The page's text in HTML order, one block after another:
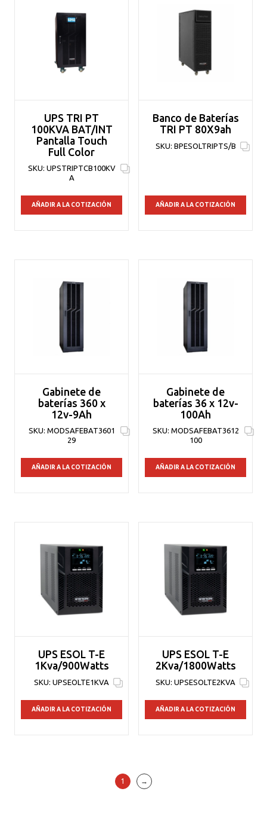
UPS TRI PT
100KVA BAT/INT
Pantalla Touch
Full Color
SKU: UPSTRIPTCB100KV
A
AÑADIR A LA COTIZACIÓN
Banco de Baterías
TRI PT 80X9ah
SKU: BPESOLTRIPTS/B
AÑADIR A LA COTIZACIÓN
Gabinete de
baterías 360 x
12v-9Ah
SKU: MODSAFEBAT3601
29
AÑADIR A LA COTIZACIÓN
Gabinete de
baterías 36 x 12v-
100Ah
SKU: MODSAFEBAT3612
100
AÑADIR A LA COTIZACIÓN
UPS ESOL T-E
1Kva/900Watts
SKU: UPSEOLTE1KVA
AÑADIR A LA COTIZACIÓN
UPS ESOL T-E
2Kva/1800Watts
SKU: UPSESOLTE2KVA
AÑADIR A LA COTIZACIÓN
1 →